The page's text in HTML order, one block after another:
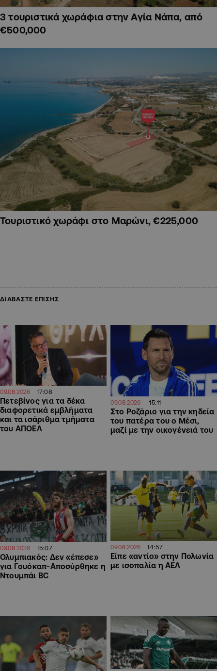
3 τουριστικά χωράφια στην Αγία Νάπα, από
€500,000
Τουριστικό χωράφι στο Μαρώνι, €225,000
ΔΙΑΒΑΣΤΕ ΕΠΙΣΗΣ
09.08.2026 17:08
Πετεβίνος για τα δέκα
διαφορετικά εμβλήματα
και τα ισάριθμα τμήματα
του ΑΠΟΕΛ
09.08.2026 15:11
Στο Ροζάριο για την κηδεία
του πατέρα του ο Μέσι,
μαζί με την οικογένειά του
09.08.2026 15:07
Ολυμπιακός: Δεν «έπεσε»
για Γουόκαπ-Αποσύρθηκε η
Ντουμπάι BC
09.08.2026 14:57
Είπε «αντίο» στην Πολωνία
με ισοπαλία η ΑΕΛ